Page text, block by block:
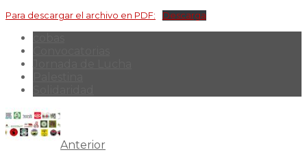
Para descargar el archivo en PDF: Descarga
Anterior